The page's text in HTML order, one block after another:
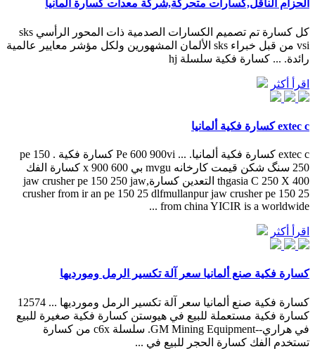
الحزام الناقل,كسارات متحركة,شركة معدات كسارة ألمانيا
كل كسارة تم تصميم الكسارات الصدمية ذات المحور الرأسي sks
vsi من قبل خبراء sks الألمان المشهورين ولكل مؤشر معايير عالمية
رائدة. ... كسارة فكية سلسلة hj
اقرأ أكثر
extec c كسارة فكية ألمانيا
extec c كسارة فكية ألمانيا. ... Pe 600 900vi كسارة فكية . pe 150
250 سنگ شکن قیمت کارخانه mvgu بي 600 x 900 كسارة الفك
thgasia C 250 X 400 التعدين كسارة,jaw crusher pe 150 250 jaw
crusher from ir an pe 150 25 dlfmullanpur jaw crusher pe 150 25
from china YICIR is a worldwide ...
اقرأ أكثر
كسارة فكية صنع ألمانيا سعر آلة تكسير الرمل ومورديها
كسارة فكية صنع ألمانيا سعر آلة تكسير الرمل ومورديها ... 12574
كسارة فكية مستعملة للبيع في هيوستن كسارة فكية صغيرة للبيع
في هراري--GM Mining Equipment. سلسلة c6x من كسارة
تستخدم الفك كسارة الحجر للبيع في ...